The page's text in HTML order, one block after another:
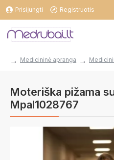
Prisijungti Registruotis
Medicininė apranga
Moteriška pižama
Mpal1028767